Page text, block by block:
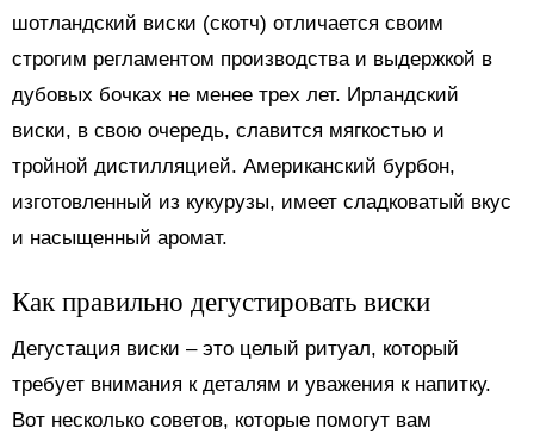
шотландский виски (скотч) отличается своим
строгим регламентом производства и выдержкой в
дубовых бочках не менее трех лет. Ирландский
виски, в свою очередь, славится мягкостью и
тройной дистилляцией. Американский бурбон,
изготовленный из кукурузы, имеет сладковатый вкус
и насыщенный аромат.
Как правильно дегустировать виски
Дегустация виски – это целый ритуал, который
требует внимания к деталям и уважения к напитку.
Вот несколько советов, которые помогут вам